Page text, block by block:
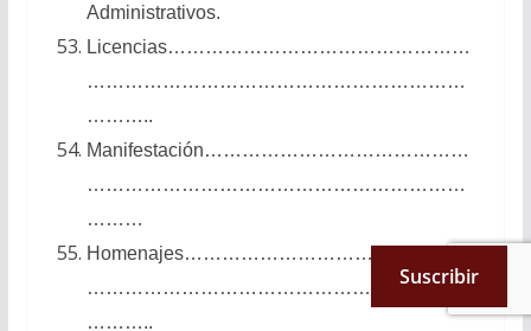
Administrativos.
Licencias…………………………………………
……………………………………………………
………..
Manifestación……………………………………
……………………………………………………
………
Homenajes………………………………………
……………………………………………………
………..
Suscribir